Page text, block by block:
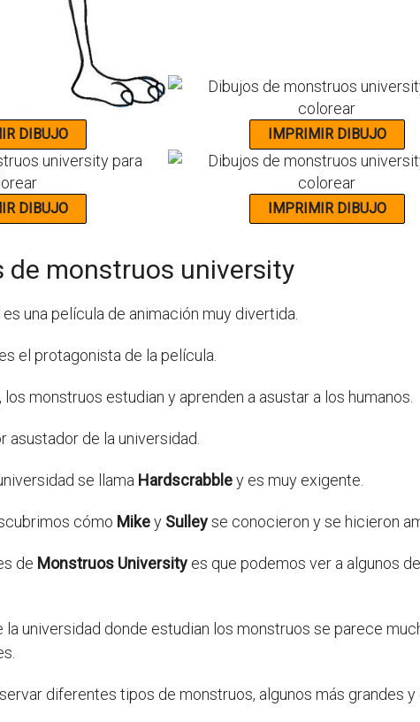
de monstruos university
es una película de animación muy divertida.
es el protagonista de la película.
los monstruos estudian y aprenden a asustar a los humanos.
asustador de la universidad.
se llama Hardscrabbley es muy exigente.
cómo Mikey Sulleyse conocieron y se hicieron
de Monstruos University es que podemos ver a algunos
la universidad donde estudian los monstruos se parece
diferentes tipos de monstruos, algunos más grandes